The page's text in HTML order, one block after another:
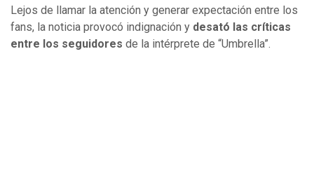
Lejos de llamar la atención y generar expectación entre los
fans, la noticia provocó indignación y desató las críticas
entre los seguidores de la intérprete de “Umbrella”.